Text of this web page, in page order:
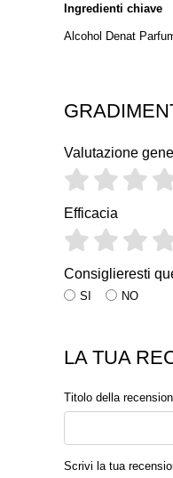
Ingredienti chiave
Alcohol Denat
Valutazione
Efficacia
Consiglieresti
SI NO
LA TUA
Titolo della
Scrivi la tua